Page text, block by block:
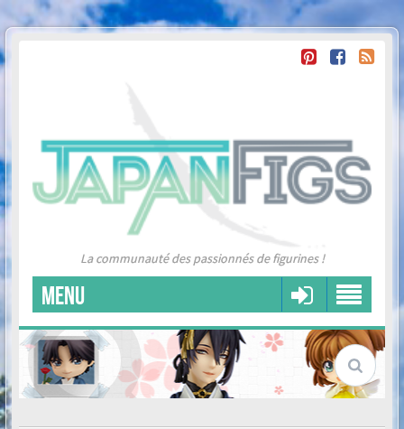
La communauté des passionnés de figurines !
MENU